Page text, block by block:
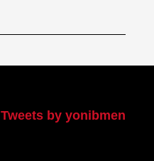
Tweets by yonibmen